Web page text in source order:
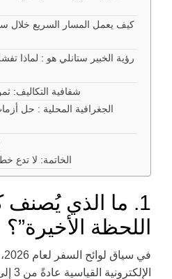
5. شفافية التكاليف:
8. الخاتمة: لا تدع
1. ما الذي يُصنف
اللحظة الأخيرة”؟